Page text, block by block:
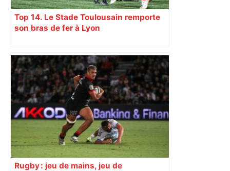
Top 14. Le Stade Toulousain remporte
son bras de fer à Lyon
Rugby : jeu de mains, jeu de